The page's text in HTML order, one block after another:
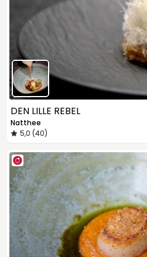
DEN LILLE REBEL
Natthee
5,0 (40)